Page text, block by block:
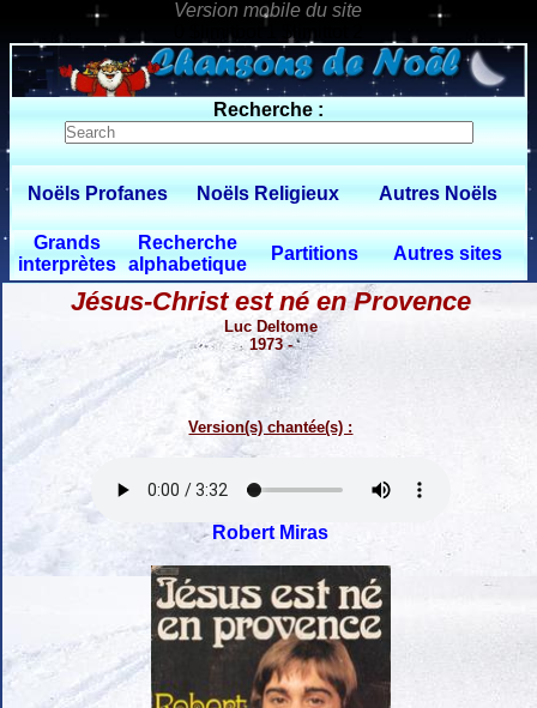
0 $limitbot 1 $limittot 2
Recherche :
Noëls Profanes Noëls Religieux Autres Noëls
Grands
interprètes
Recherche
alphabetique
Partitions Autres sites
Jésus-Christ est né en Provence
Luc Deltome
1973 -
Version(s) chantée(s) :
Robert Miras